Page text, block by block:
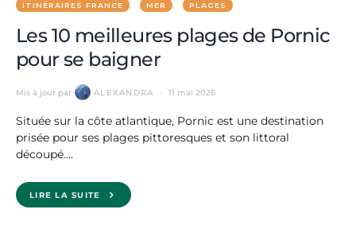
ITINÉRAIRES FRANCE MER PLAGES
Les 10 meilleures plages de Pornic
pour se baigner
Mis à jour par ALEXANDRA 11 mai 2026
Située sur la côte atlantique, Pornic est une destination
prisée pour ses plages pittoresques et son littoral
découpé.…
LIRE LA SUITE